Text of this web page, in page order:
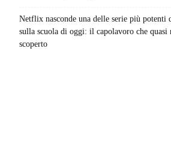
Netflix nasconde una delle serie più potenti
sulla scuola di oggi: il capolavoro che quasi
scoperto